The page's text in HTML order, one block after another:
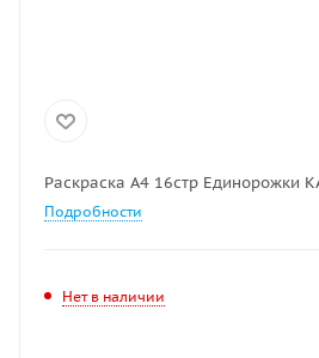
Раскраска A4 16стр Единорожки
Подробности
Нет в наличии